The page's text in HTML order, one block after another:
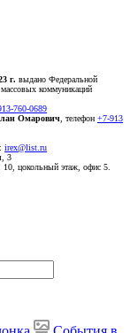
г. выдано Федеральной
коммуникаций
760-0689
Омарович , телефон +7-913
irex@list.ru
3
10, цокольный этаж, офис 5.